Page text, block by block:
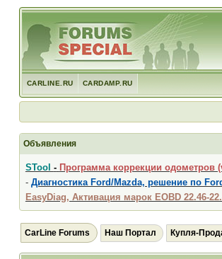
CARLINE.RU CARDAMP.RU
Объявления
STool - Программа коррекции одометров
- Диагностика Ford/Mazda, решение по
EasyDiag, Активация марок EOBD 22.46-
CarLine Forums Наш Портал Купля-